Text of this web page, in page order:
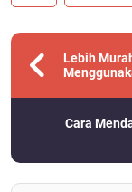
Lebih
Cara